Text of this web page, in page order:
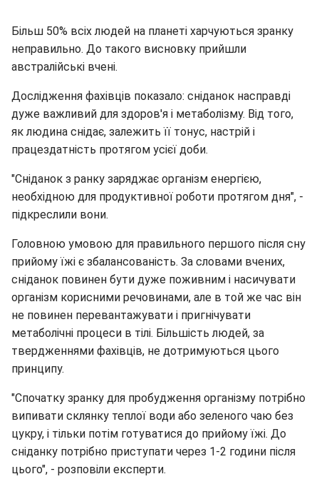
Більш 50% всіх людей на планеті харчуються зранку
неправильно. До такого висновку прийшли
австралійські вчені.
Дослідження фахівців показало: сніданок насправді
дуже важливий для здоров'я і метаболізму. Від того,
як людина снідає, залежить її тонус, настрій і
працездатність протягом усієї доби.
"Сніданок з ранку заряджає організм енергією,
необхідною для продуктивної роботи протягом дня", -
підкреслили вони.
Головною умовою для правильного першого після сну
прийому їжі є збалансованість. За словами вчених,
сніданок повинен бути дуже поживним і насичувати
організм корисними речовинами, але в той же час він
не повинен перевантажувати і пригнічувати
метаболічні процеси в тілі. Більшість людей, за
твердженнями фахівців, не дотримуються цього
принципу.
"Спочатку зранку для пробудження організму потрібно
випивати склянку теплої води або зеленого чаю без
цукру, і тільки потім готуватися до прийому їжі. До
сніданку потрібно приступати через 1-2 години після
цього", - розповіли експерти.